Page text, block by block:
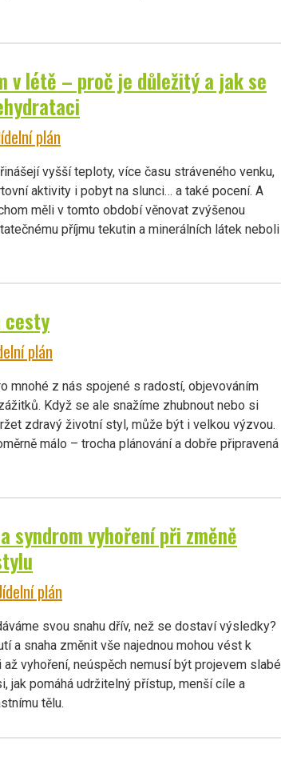
v létě – proč je důležitý a jak se
plán
vyšší teploty, více času stráveného venku,
aktivity i pobyt na slunci… a také pocení. A
měli v tomto období věnovat zvýšenou
příjmu tekutin a minerálních látek neboli
cesty
plán
mnohé z nás spojené s radostí, objevováním
Když se ale snažíme zhubnout nebo si
zdravý životní styl, může být i velkou výzvou.
málo – trocha plánování a dobře připravená
syndrom vyhoření při změně
plán
svou snahu dřív, než se dostaví výsledky?
a snaha změnit vše najednou mohou vést k
až vyhoření, neúspěch nemusí být projevem slabé
jak pomáhá udržitelný přístup, menší cíle a
tělu.